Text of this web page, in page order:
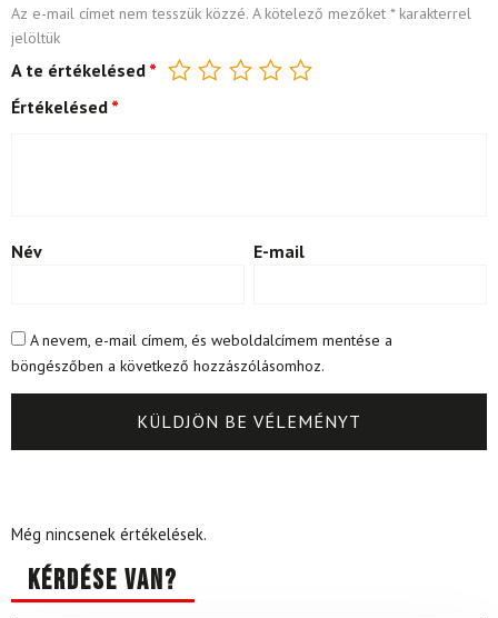
Az e-mail címet nem tesszük közzé. A kötelező mezőket *karakterrel
jelöltük
A te értékelésed *
Értékelésed *
Név E-mail
A nevem, e-mail címem, és weboldalcímem mentése a
böngészőben a következő hozzászólásomhoz.
Még nincsenek értékelések.
Kérdése van?